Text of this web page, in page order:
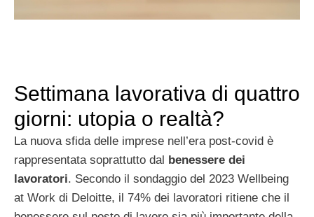
Settimana lavorativa di quattro
giorni: utopia o realtà?
La nuova sfida delle imprese nell’era post-covid è
rappresentata soprattutto dal benessere dei
lavoratori. Secondo il sondaggio del 2023 Wellbeing
at Work di Deloitte, il 74% dei lavoratori ritiene che il